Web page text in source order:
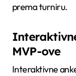
prema turniru.
MVP-ove
Interaktivne